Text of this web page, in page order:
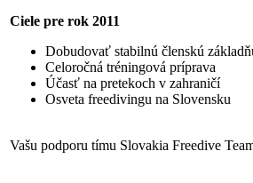
Ciele pre rok 2011
Dobudovať stabilnú členskú
Celoročná tréningová príprava
Účasť na pretekoch v zahraničí
Osveta freedivingu na Slovensku
Vašu podporu tímu Slovakia Freedive